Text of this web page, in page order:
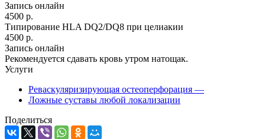
Запись онлайн
4500 р.
Типирование HLA DQ2/DQ8 при целиакии
4500 р.
Запись онлайн
Рекомендуется сдавать кровь утром натощак.
Услуги
Реваскуляризирующая остеоперфорация —
Ложные суставы любой локализации
Поделиться